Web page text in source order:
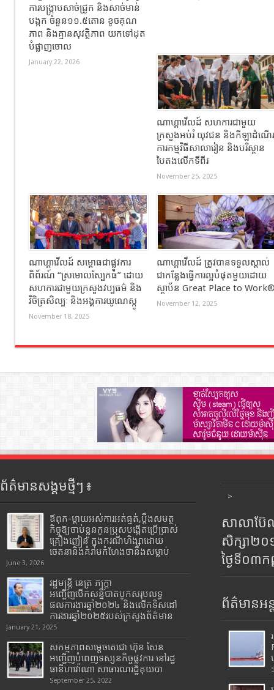
ការបង្ក្រាបសាច់ជ្រូក និងសាច់មាន់
បង្កក ចំនួន១១.៥តោន ខូចគុណ
ភាព និងគ្មានសុវត្ថិភាព យកទៅដុត
បំផ្លាញចោល
January 22, 2026
ណាហ្គាវើលដ៍ សហការជាមួយ
ក្រសួងអប់រំ យុវជន និងកីឡាដំណើរ
ការកម្មវិធីសាលារៀន និងបរិស្ថាន
បៃតងលើកទីពីរ
November 25, 2025
ណាហ្គាវើលដ៍ សម្ពោធជាផ្លូវការ
ពិព័រណ៍ “ស្រមោលស្បែកធំ” ដោយ
សហការជាមួយក្រសួងវប្បធម៌ និង
វិចិត្រសិល្បៈ និងអង្គការយូណេស្កូ
November 18, 2025
ណាហ្គាវើលដ៍ ត្រូវបានទទួលស្គាល់
ជាកន្លែងធ្វើការល្អបំផុតមួយដោយ
ស្ថាប័ន Great Place to
November 12, 2025
ព័ត៌មានសង្គមថ្មីៗ ៖
ឪពុក-ម្ដាយអស់ការអត់ធ្មត់,ប្ដឹងសមត្ថ
កិច្ចឱ្យចាប់ខ្លួនកូនប្រុសបង្កើតប្រើប្រាស់
គ្រឿងញៀន ក្នុងករណីហិង្សាដោយ
ចេតនានិងគំរាមកំហែងថានឹងសម្លាប់
June 3, 2026
រដ្ឋមន្រ្តី​ នេត្រ​ ភក្ត្រា​
អញ្ជើញបើកសន្និបាតបូកសរុបលទ្ធ
ផលការងារឆ្នាំ២០២៤ និងលើកទិសដៅ
ការងារឆ្នាំ២០២៥របស់​ក្រសួង​ព័ត៌មាន​
January 21, 2025
សកម្មភាពសម្តេចតេជោ ហ៊ុន សែន
អញ្ជើញបំពេញទស្សនកិច្ចផ្លូវការ នៅរដ្ឋ
ធានីហាវ៉ាណា សាធារណរដ្ឋគុយបា
September 25, 2022
>
សាលាប៊ែ
សិក្សា២
ថ្ងៃទី០៣
ព័ត៌មានអន្